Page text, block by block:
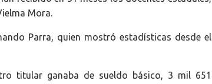
Mora.
Parra, quien mostró estadísticas desde el
titular ganaba de sueldo básico, 3 mil 651